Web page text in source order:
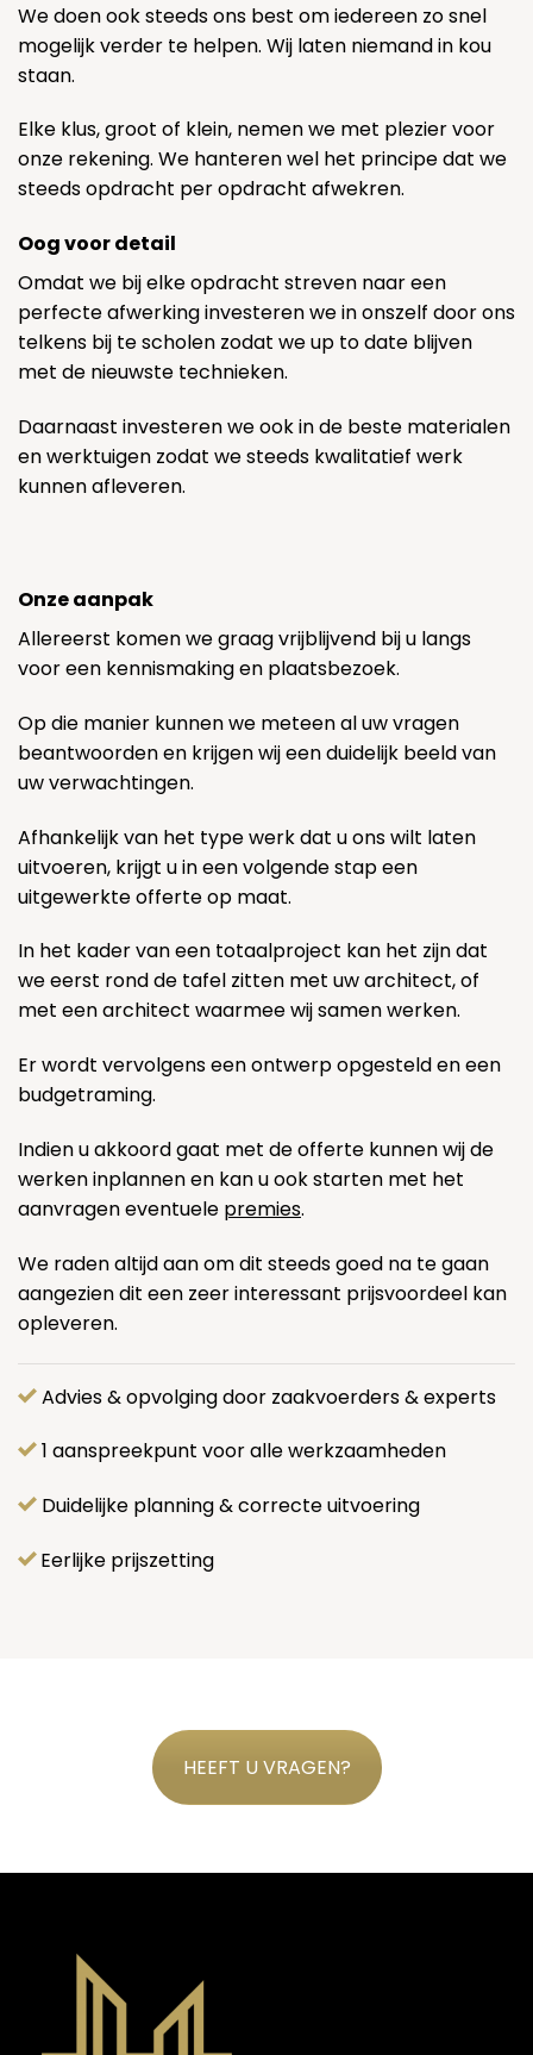
We doen ook steeds ons best om iedereen zo snel
mogelijk verder te helpen. Wij laten niemand in kou
staan.
Elke klus, groot of klein, nemen we met plezier voor
onze rekening. We hanteren wel het principe dat we
steeds opdracht per opdracht afwekren.
Oog voor detail
Omdat we bij elke opdracht streven naar een
perfecte afwerking investeren we in onszelf door ons
telkens bij te scholen zodat we up to date blijven
met de nieuwste technieken.
Daarnaast investeren we ook in de beste materialen
en werktuigen zodat we steeds kwalitatief werk
kunnen afleveren.
Onze aanpak
Allereerst komen we graag vrijblijvend bij u langs
voor een kennismaking en plaatsbezoek.
Op die manier kunnen we meteen al uw vragen
beantwoorden en krijgen wij een duidelijk beeld van
uw verwachtingen.
Afhankelijk van het type werk dat u ons wilt laten
uitvoeren, krijgt u in een volgende stap een
uitgewerkte offerte op maat.
In het kader van een totaalproject kan het zijn dat
we eerst rond de tafel zitten met uw architect, of
met een architect waarmee wij samen werken.
Er wordt vervolgens een ontwerp opgesteld en een
budgetraming.
Indien u akkoord gaat met de offerte kunnen wij de
werken inplannen en kan u ook starten met het
aanvragen eventuele premies.
We raden altijd aan om dit steeds goed na te gaan
aangezien dit een zeer interessant prijsvoordeel kan
opleveren.
Advies & opvolging door zaakvoerders & experts
1 aanspreekpunt voor alle werkzaamheden
Duidelijke planning & correcte uitvoering
Eerlijke prijszetting
HEEFT U VRAGEN?